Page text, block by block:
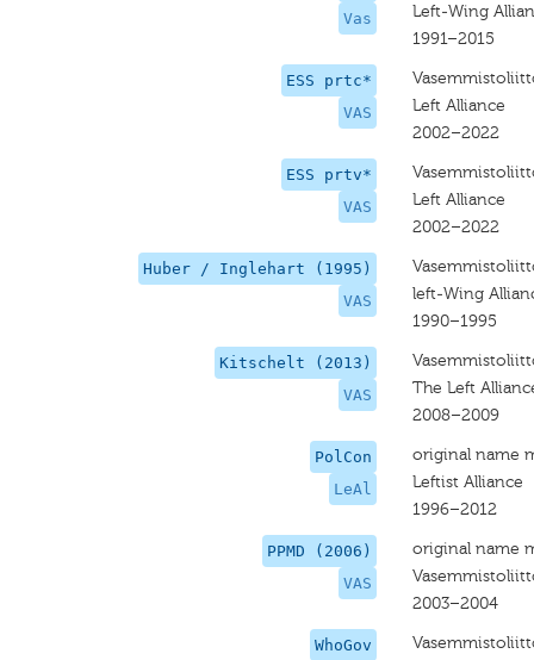
Vas
Left-Wing
1991–2015
ESS prtc*
VAS
Left Alliance
2002–2022
ESS prtv*
VAS
Left Alliance
2002–2022
Huber / Inglehart (1995)
VAS
left-Wing
1990–1995
Kitschelt (2013)
VAS
The Left
2008–2009
PolCon
LeAl
original name
Leftist Alliance
1996–2012
PPMD (2006)
VAS
original name
2003–2004
WhoGov